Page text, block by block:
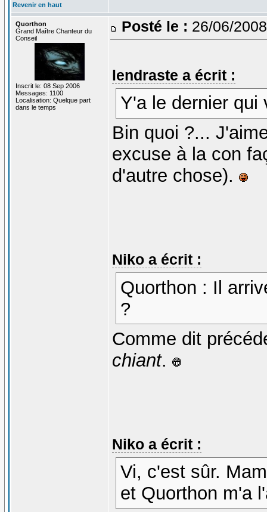
Revenir en haut
Quorthon
Grand Maître Chanteur du
Conseil
Inscrit le: 08 Sep 2006
Messages: 1100
Localisation: Quelque part
dans le temps
Posté le : 26/06/
lendraste a écrit :
Y'a le dernier qui
Bin quoi ?...
excuse à la con
d'autre chose).
Niko a écrit :
Quorthon : Il
?
Comme dit
chiant.
Niko a écrit :
Vi, c'est sûr.
et Quorthon m'a